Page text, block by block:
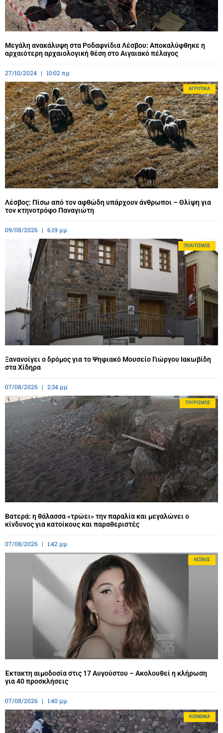
Μεγάλη ανακάλυψη στα Ροδαφνίδια Λέσβου: Αποκαλύφθηκε η
αρχαιότερη αρχαιολογική θέση στο Αιγαιακό πέλαγος
27/10/2024 10:02 πμ
ΑΓΡΟΤΙΚΆ
Λέσβος: Πίσω από τον αφθώδη υπάρχουν άνθρωποι – Θλίψη για
τον κτηνοτρόφο Παναγιώτη
09/08/2026 6:19 μμ
ΠΟΛΙΤΙΣΜΌΣ
Ξανανοίγει ο δρόμος για το Ψηφιακό Μουσείο Γιώργου Ιακωβίδη
στα Χίδηρα
07/08/2026 2:34 μμ
ΤΟΥΡΙΣΜΌΣ
Βατερά: η θάλασσα «τρώει» την παραλία και μεγαλώνει ο
κίνδυνος για κατοίκους και παραθεριστές
07/08/2026 1:42 μμ
ΛΈΣΒΟΣ
Έκτακτη αιμοδοσία στις 17 Αυγούστου – Ακολουθεί η κλήρωση
για 40 προσκλήσεις
07/08/2026 1:40 μμ
ΚΟΙΝΩΝΊΑ